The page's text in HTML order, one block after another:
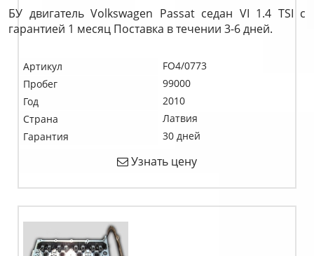
БУ двигатель Volkswagen Passat седан VI 1.4 TSI c
гарантией 1 месяц Поставка в течении 3-6 дней.
Артикул
FO4/0773
Пробег
99000
Год
2010
Страна
Латвия
Гарантия
30 дней
Узнать цену